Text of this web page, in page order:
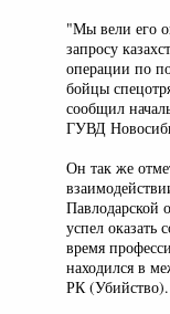
"Мы вели его
запросу
операции по
бойцы
сообщил
ГУВД
Он так же
Павлодарской
успел оказать
время
находился в
РК (Убийство).